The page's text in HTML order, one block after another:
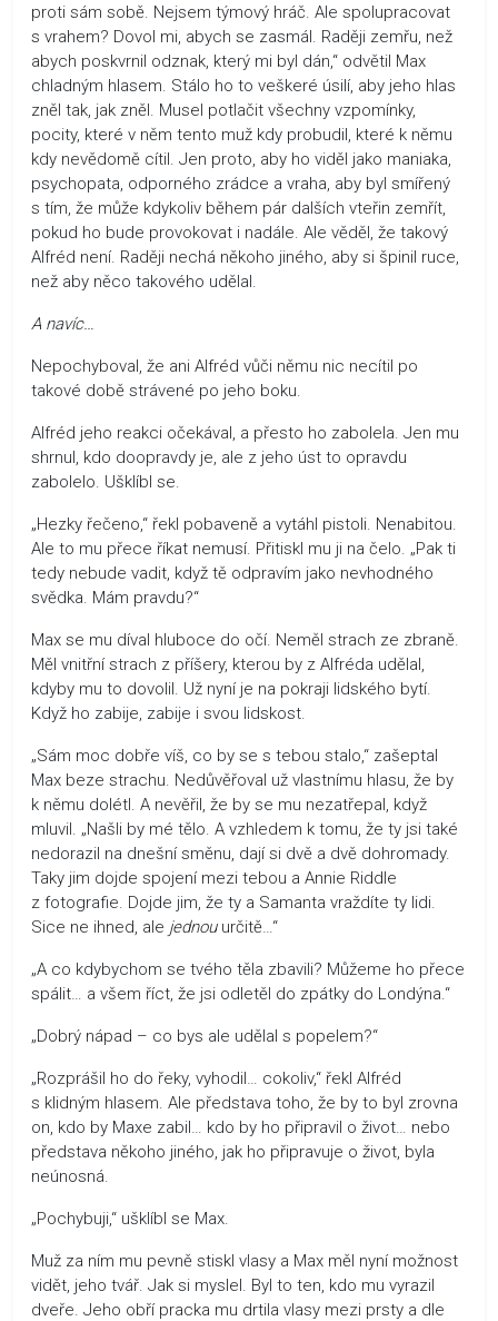
proti sám sobě. Nejsem týmový hráč. Ale spolupracovat
s vrahem? Dovol mi, abych se zasmál. Raději zemřu, než
abych poskvrnil odznak, který mi byl dán,“ odvětil Max
chladným hlasem. Stálo ho to veškeré úsilí, aby jeho hlas
zněl tak, jak zněl. Musel potlačit všechny vzpomínky,
pocity, které v něm tento muž kdy probudil, které k němu
kdy nevědomě cítil. Jen proto, aby ho viděl jako maniaka,
psychopata, odporného zrádce a vraha, aby byl smířený
s tím, že může kdykoliv během pár dalších vteřin zemřít,
pokud ho bude provokovat i nadále. Ale věděl, že takový
Alfréd není. Raději nechá někoho jiného, aby si špinil ruce,
než aby něco takového udělal.
A navíc…
Nepochyboval, že ani Alfréd vůči němu nic necítil po
takové době strávené po jeho boku.
Alfréd jeho reakci očekával, a přesto ho zabolela. Jen mu
shrnul, kdo doopravdy je, ale z jeho úst to opravdu
zabolelo. Ušklíbl se.
„Hezky řečeno,“ řekl pobaveně a vytáhl pistoli. Nenabitou.
Ale to mu přece říkat nemusí. Přitiskl mu ji na čelo. „Pak ti
tedy nebude vadit, když tě odpravím jako nevhodného
svědka. Mám pravdu?“
Max se mu díval hluboce do očí. Neměl strach ze zbraně.
Měl vnitřní strach z příšery, kterou by z Alfréda udělal,
kdyby mu to dovolil. Už nyní je na pokraji lidského bytí.
Když ho zabije, zabije i svou lidskost.
„Sám moc dobře víš, co by se s tebou stalo,“ zašeptal
Max beze strachu. Nedůvěřoval už vlastnímu hlasu, že by
k němu dolétl. A nevěřil, že by se mu nezatřepal, když
mluvil. „Našli by mé tělo. A vzhledem k tomu, že ty jsi také
nedorazil na dnešní směnu, dají si dvě a dvě dohromady.
Taky jim dojde spojení mezi tebou a Annie Riddle
z fotografie. Dojde jim, že ty a Samanta vraždíte ty lidi.
Sice ne ihned, ale jednou určitě…“
„A co kdybychom se tvého těla zbavili? Můžeme ho přece
spálit… a všem říct, že jsi odletěl do zpátky do Londýna.“
„Dobrý nápad – co bys ale udělal s popelem?“
„Rozprášil ho do řeky, vyhodil… cokoliv,“ řekl Alfréd
s klidným hlasem. Ale představa toho, že by to byl zrovna
on, kdo by Maxe zabil… kdo by ho připravil o život… nebo
představa někoho jiného, jak ho připravuje o život, byla
neúnosná.
„Pochybuji,“ ušklíbl se Max.
Muž za ním mu pevně stiskl vlasy a Max měl nyní možnost
vidět, jeho tvář. Jak si myslel. Byl to ten, kdo mu vyrazil
dveře. Jeho obří pracka mu drtila vlasy mezi prsty a dle